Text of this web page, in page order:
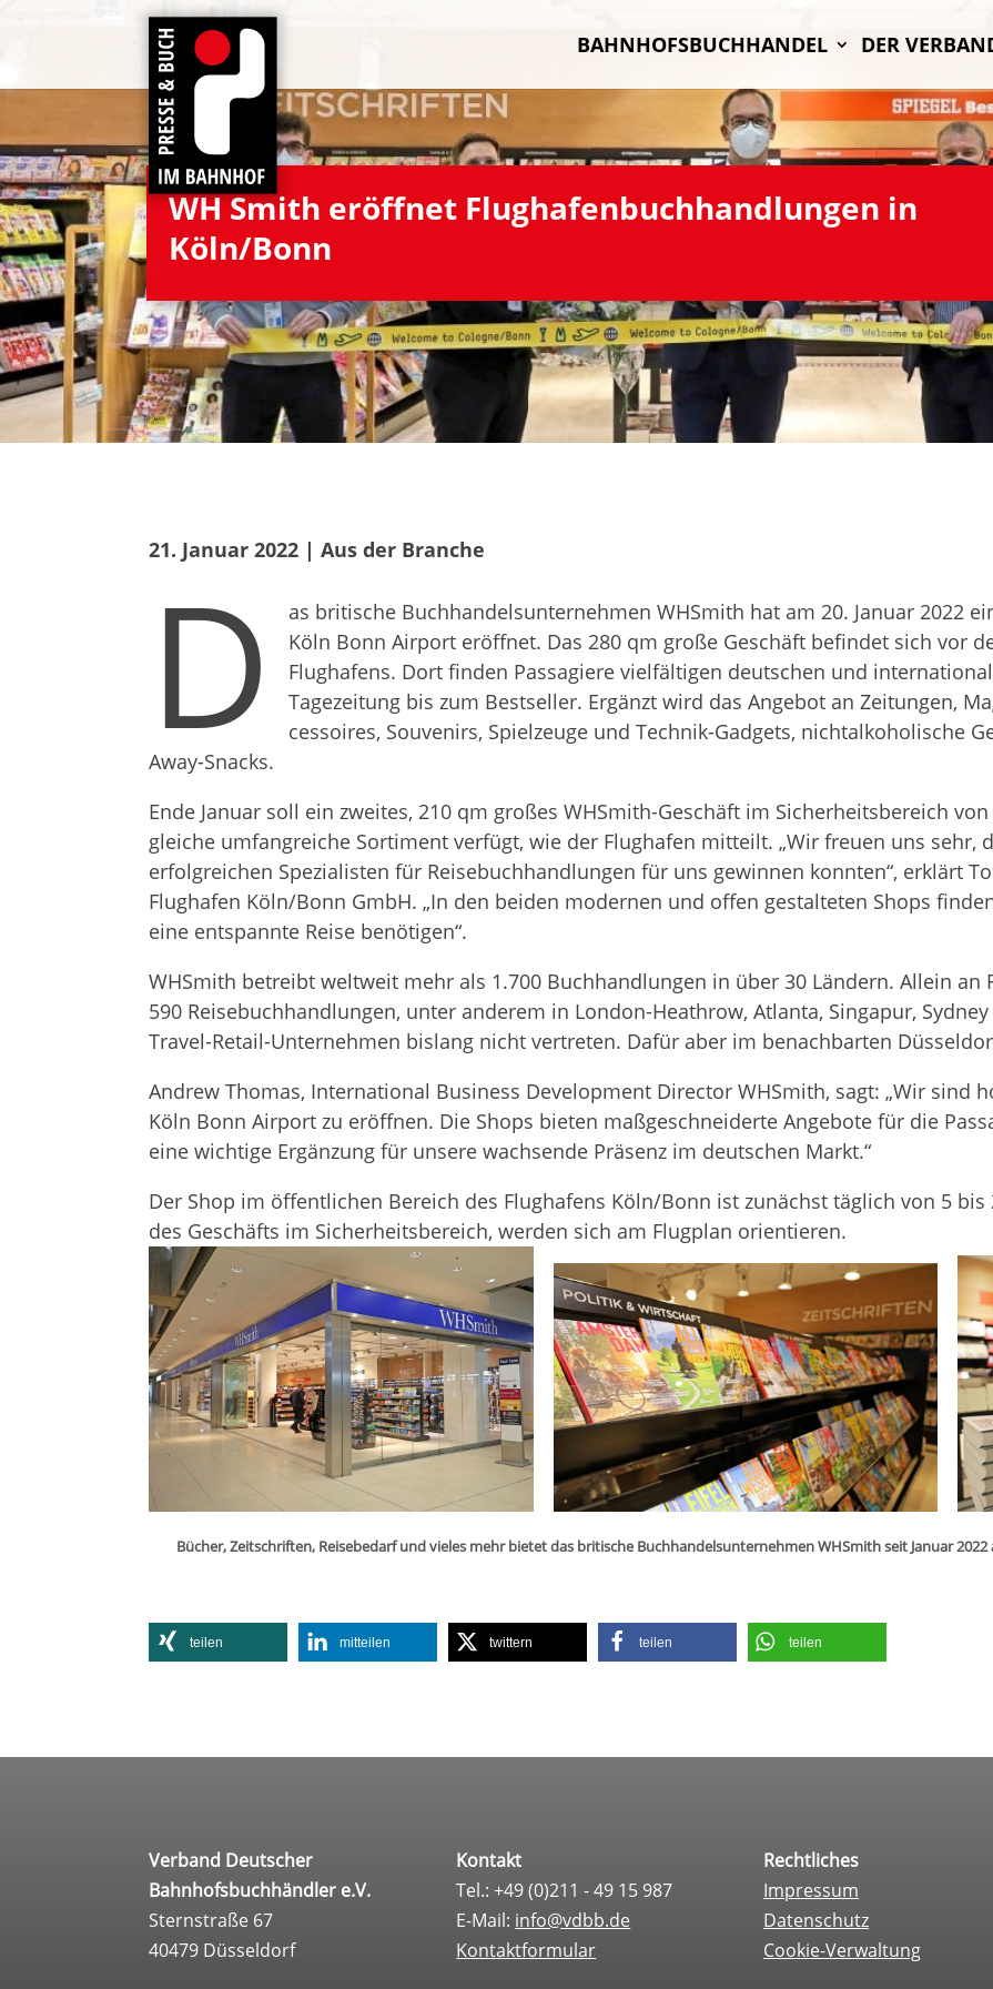
BAHN­HOFS­BUCH­HAN­DEL DER
WH Smith eröff­net Flug­ha­fen­buch­hand­lun­gen in
Köln/Bonn
21. Januar 2022 | Aus der Branche
D
as bri­ti­sche Buch­han­dels­un­ter­neh­men WHS­mith hat am 20. Januar 2022
Köln Bonn Air­port eröff­net. Das 280 qm große Geschäft befin­det sich vor
Flug­ha­fens. Dort fin­den Pas­sa­giere viel­fäl­ti­gen deut­schen und
Tage­zei­tung bis zum Best­sel­ler. Ergänzt wird das Ange­bot an Zei­tun­gen,
ces­soires, Sou­ve­nirs, Spiel­zeuge und Tech­nik-Gad­gets, nicht­al­ko­ho­li­sche
Away-Snacks.
Ende Januar soll ein zwei­tes, 210 qm gro­ßes WHS­mith-Geschäft im Sicher­heits­be­reich
glei­che umfang­rei­che Sor­ti­ment ver­fügt, wie der Flug­ha­fen mit­teilt. „Wir freuen uns sehr,
erfolg­rei­chen Spe­zia­lis­ten für Rei­se­buch­hand­lun­gen für uns gewin­nen konn­ten“, erklärt
Flug­ha­fen Köln/Bonn GmbH. „In den bei­den moder­nen und offen gestal­te­ten Shops
eine ent­spannte Reise benötigen“.
WHS­mith betreibt welt­weit mehr als 1.700 Buch­hand­lun­gen in über 30 Län­dern. Allein an
590 Rei­se­buch­hand­lun­gen, unter ande­rem in Lon­don-Heath­row, Atlanta, Sin­ga­pur,
Tra­vel-Retail-Unter­neh­men bis­lang nicht ver­tre­ten. Dafür aber im benach­bar­ten
Andrew Tho­mas, Inter­na­tio­nal Busi­ness Deve­lo­p­ment Direc­tor WHS­mith, sagt: „Wir sind
Köln Bonn Air­port zu eröff­nen. Die Shops bie­ten maß­ge­schnei­derte Ange­bote für die
eine wich­tige Ergän­zung für unsere wach­sende Prä­senz im deut­schen Markt.“
Der Shop im öffent­li­chen Bereich des Flug­ha­fens Köln/Bonn ist zunächst täg­lich von 5
des Geschäfts im Sicher­heits­be­reich, wer­den sich am Flug­plan orientieren.
Bücher, Zeit­schrif­ten, Rei­se­be­darf und vie­les mehr bie­tet das bri­ti­sche Buch­han­dels­un­ter­neh­men WHS­mith seit Januar 2022
tei­len mit­tei­len twit­tern tei­len tei­len
Verband Deutscher
Bahnhofsbuchhändler e.V.
Sternstraße 67
40479 Düsseldorf
Kontakt
Tel.: +49 (0)211 - 49 15 987
E-Mail: info@vdbb.de
Kontaktformular
Rechtliches
Impressum
Datenschutz
Cookie-Verwaltung